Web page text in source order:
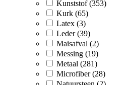
Kunststof (353)
Kurk (65)
Latex (3)
Leder (39)
Maisafval (2)
Messing (19)
Metaal (281)
Microfiber (28)